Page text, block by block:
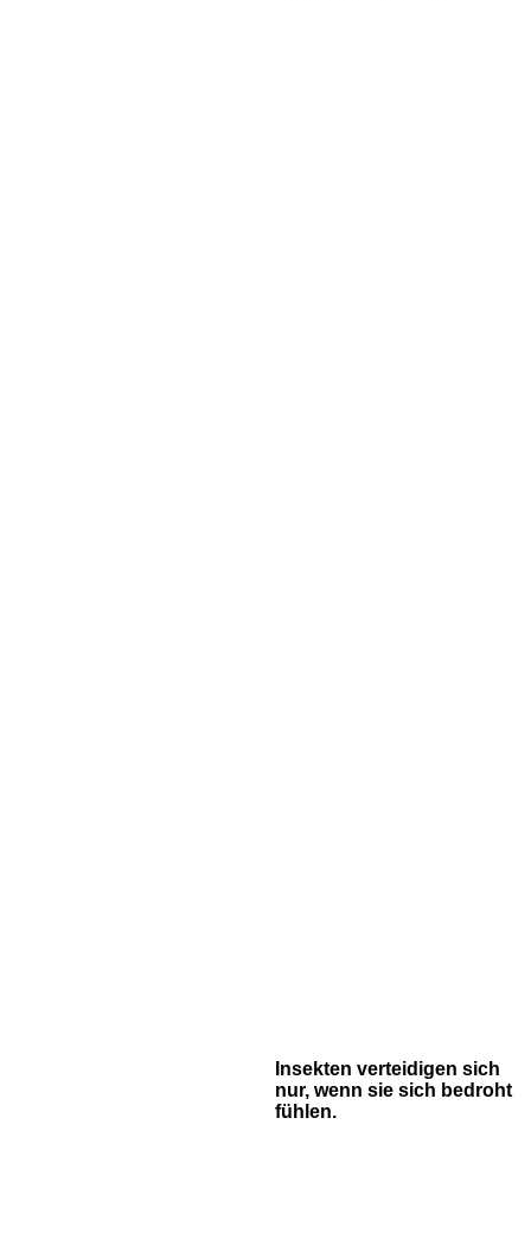
Insekten verteidigen sich
nur, wenn sie sich bedroht
fühlen.